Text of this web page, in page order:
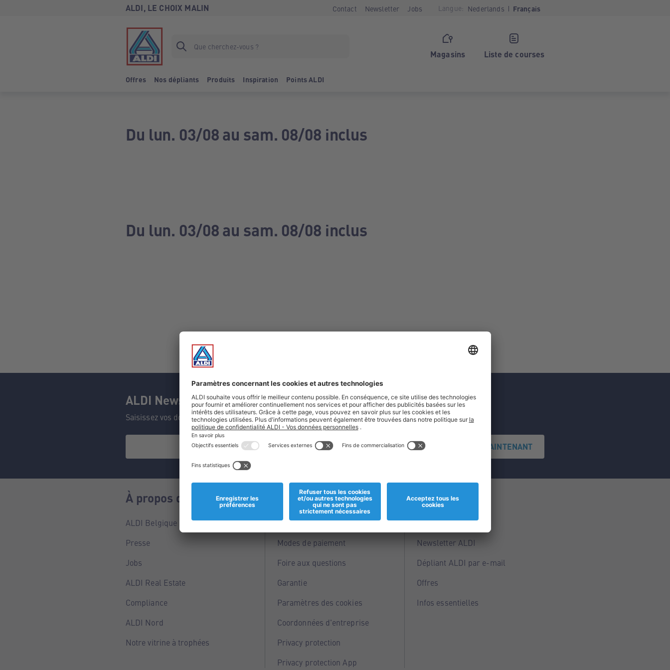
ALDI, LE CHOIX MALIN Contact Newsletter Jobs Langue: Nederlands Français
Magasins Liste de courses
Offres Nos dépliants Produits Inspiration Points ALDI
Du lun. 03/08 au sam. 08/08 inclus
Du lun. 03/08 au sam. 08/08 inclus
ALDI Newsletter
Saisissez vos données et ne manquez aucune de nos offres.
S'INSCRIRE MAINTENANT
À propos de nous
ALDI Belgique
Presse
Jobs
ALDI Real Estate
Compliance
ALDI Nord
Notre vitrine à trophées
Informations
Magasins
Modes de paiement
Foire aux questions
Garantie
Paramètres des cookies
Coordonnées d'entreprise
Privacy protection
Privacy protection App
Service
Points ALDI
Newsletter ALDI
Dépliant ALDI par e-mail
Offres
Infos essentielles